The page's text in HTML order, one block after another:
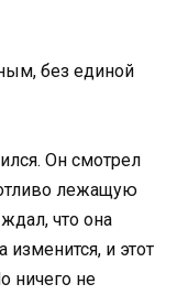
без единой
Он смотрел
лежащую
что она
и этот
ничего не